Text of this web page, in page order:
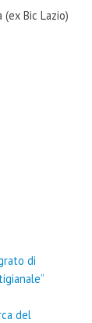
Bic Lazio)
di
del